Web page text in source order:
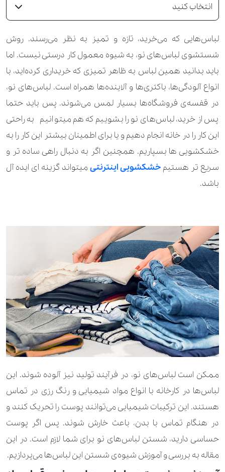
انتخاب کنید
لباس‌هایی که می‌خرید، تازه و تمیز به نظر می‌رسند. روش
شستشوی لباس‌های نو، به شیوه معمول کار درستی نیست. اما
باید بدانید همین لباس به ظاهر تمیزی که خریداری کرده‌اید، با
انواع آلودگی‌ها، باکتری‌‎ها و آلاینده‌ها همراه است. لباس‌های نو،
در قفسه‌ی فروشگاه‌ها بسیار لمس می‌شوند. پس باید حتما
پس از خرید، لباس‌های نو را بشوییم که هم میتوانیم به راحتی
این کار را در خانه انجام دهیم و یا برای اطمینان بیشتر این کار را به
خشکشویی ها بسپاریم. همچنین اگر به دنبال راهی ساده تر و
سریع تر هستیم خشکشویی اینترنتی میتواند گزینه ای ایده آل
باشد.
ممکن است لباس‌های نو، در فرآیند تولید نیز آلوده شوند. این
لباس‌ها در کارخانه با انواع مواد شیمیایی و رنگ ‌رزی در تماس
هستند. این ترکیبات شیمیایی می‌توانند پوست را تحریک کنند و
در هنگام تماس با بدن، باعث خارش شوند. پس اگر پوست
حساسی دارید، شستن لباس‌های نو برای شما لازم است. در این
مقاله به بررسی و آموزش شیوه‌ی شستن این لباس‌ها می‌پردازیم.